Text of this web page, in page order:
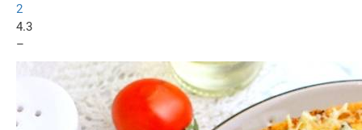
2
4.3
–